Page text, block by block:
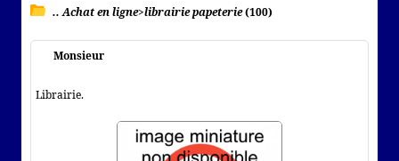
.. Achat en ligne>librairie papeterie(100)
Monsieur
Librairie.